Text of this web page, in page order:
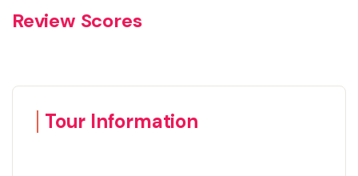
Review Scores
Tour Information